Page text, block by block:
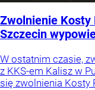
Zwolnienie Kosty
Szczecin
W ostatnim czasie,
z KKS-em Kalisz w
się zwolnienia Kosty